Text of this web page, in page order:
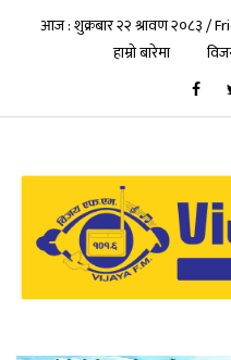
आज : शुक्रबार २२ श्रावण २०८३ /
हाम्रो बारेमा